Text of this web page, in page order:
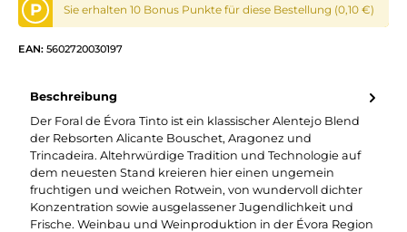
P Sie erhalten 10 Bonus Punkte für diese Bestellung (0,10 €)
EAN: 5602720030197
Beschreibung
Der Foral de Évora Tinto ist ein klassischer Alentejo Blend
der Rebsorten Alicante Bouschet, Aragonez und
Trincadeira. Altehrwürdige Tradition und Technologie auf
dem neuesten Stand kreieren hier einen ungemein
fruchtigen und weichen Rotwein, von wundervoll dichter
Konzentration sowie ausgelassener Jugendlichkeit und
Frische. Weinbau und Weinproduktion in der Évora Region